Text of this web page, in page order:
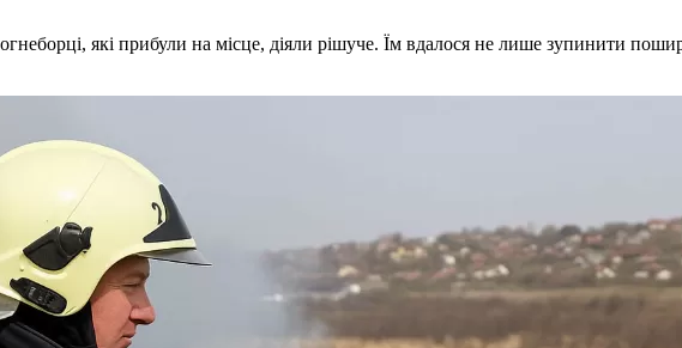
які прибули на місце, діяли рішуче. Їм вдалося не лише зупинити